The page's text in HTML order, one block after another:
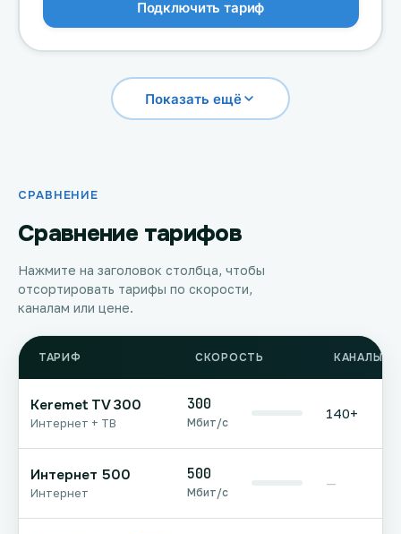
Подключить тариф
Показать ещё
СРАВНЕНИЕ
Сравнение тарифов
Нажмите на заголовок столбца, чтобы
отсортировать тарифы по скорости,
каналам или цене.
ТАРИФ СКОРОСТЬ КАНАЛЫ
Keremet TV 300
Интернет + ТВ
300
Мбит/с
140+
Интернет 500
Интернет
500
Мбит/с
—